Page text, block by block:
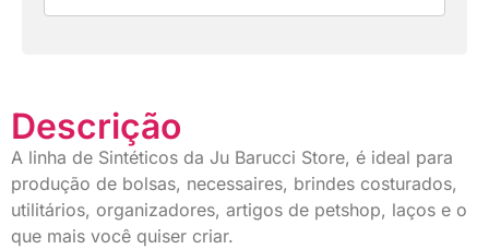
Descrição
A linha de Sintéticos da Ju Barucci Store, é ideal para
produção de bolsas, necessaires, brindes costurados,
utilitários, organizadores, artigos de petshop, laços e o
que mais você quiser criar.